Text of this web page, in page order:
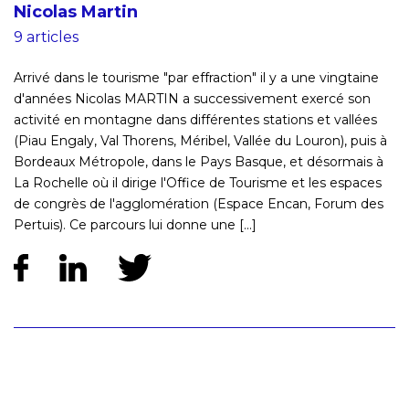
Nicolas Martin
9 articles
Arrivé dans le tourisme "par effraction" il y a une vingtaine
d'années Nicolas MARTIN a successivement exercé son
activité en montagne dans différentes stations et vallées
(Piau Engaly, Val Thorens, Méribel, Vallée du Louron), puis à
Bordeaux Métropole, dans le Pays Basque, et désormais à
La Rochelle où il dirige l'Office de Tourisme et les espaces
de congrès de l'agglomération (Espace Encan, Forum des
Pertuis). Ce parcours lui donne une [...]